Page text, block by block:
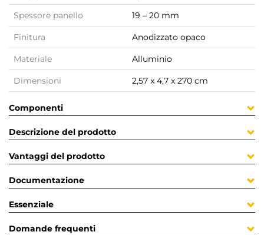
Spessore panello 19 – 20 mm
Finitura Anodizzato opaco
Materiale Alluminio
Dimensioni 2,57 x 4,7 x 270 cm
Componenti
Descrizione del prodotto
Vantaggi del prodotto
Documentazione
Essenziale
Domande frequenti